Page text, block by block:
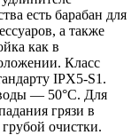
есть барабан для
а также
как в
Класс
IPX5-S1.
— 50°С. Для
грязи в
очистки.